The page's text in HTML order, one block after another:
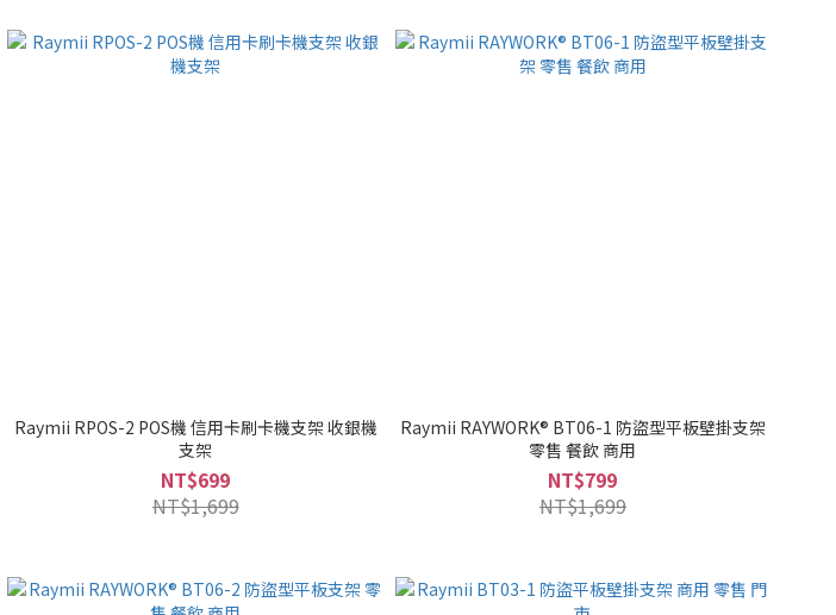
Raymii RPOS-2 POS機 信用卡刷卡機支架 收銀機
支架
NT$699
NT$1,699
Raymii RAYWORK® BT06-1 防盜型平板壁掛支架
零售 餐飲 商用
NT$799
NT$1,699